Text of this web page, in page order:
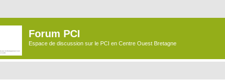
Forum PCI
Espace de discussion sur le PCI en Centre Ouest Bretagne